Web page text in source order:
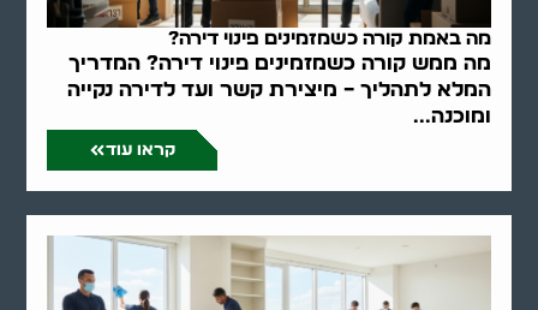
מה באמת קורה כשמזמינים פינוי דירה?
מה ממש קורה כשמזמינים פינוי דירה? המדריך
המלא לתהליך – מיצירת קשר ועד לדירה נקייה
ומוכנה...
קראו עוד